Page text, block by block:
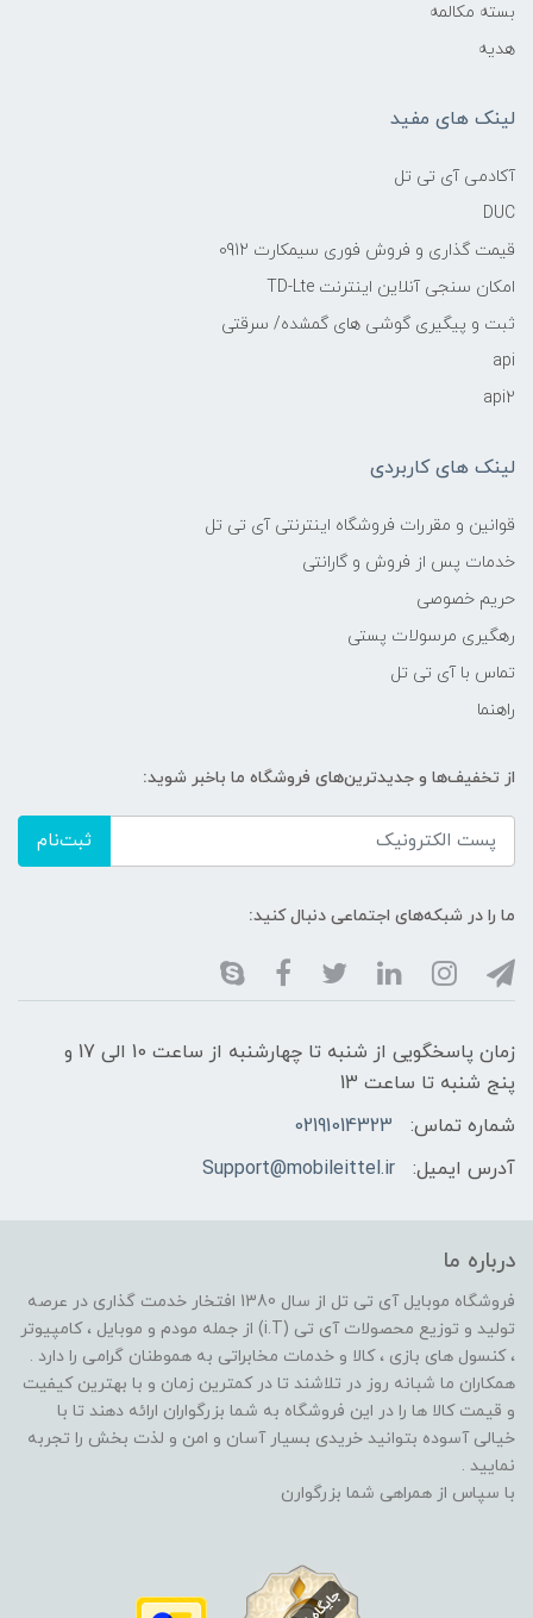
بسته مکالمه
هدیه
لینک های مفید
آکادمی آی تی تل
DUC
قیمت گذاری و فروش فوری سیمکارت 0912
امکان سنجی آنلاین اینترنت TD-Lte
ثبت و پیگیری گوشی های گمشده/ سرقتی
api
api2
لینک های کاربردی
قوانین و مقررات فروشگاه اینترنتی آی تی تل
خدمات پس از فروش و گارانتی
حریم خصوصی
رهگیری مرسولات پستی
تماس با آی تی تل
راهنما
از تخفیف‌ها و جدیدترین‌های فروشگاه ما باخبر شوید:
ثبت‌نام
ما را در شبکه‌های اجتماعی دنبال کنید:
زمان پاسخگویی از شنبه تا چهارشنبه از ساعت 10 الی 17 و
پنج شنبه تا ساعت 13
شماره تماس:
02191014323
آدرس ایمیل:
Support@mobileittel.ir
درباره ما
فروشگاه موبایل آی تی تل از سال 1380 افتخار خدمت گذاری در عرصه
تولید و توزیع محصولات آی تی (i.T) از جمله مودم و موبایل ، کامپیوتر
، کنسول های بازی ، کالا و خدمات مخابراتی به هموطنان گرامی را دارد .
همکاران ما شبانه روز در تلاشند تا در کمترین زمان و با بهترین کیفیت
و قیمت کالا ها را در این فروشگاه به شما بزرگواران ارائه دهند تا با
خیالی آسوده بتوانید خریدی بسیار آسان و امن و لذت بخش را تجربه
نمایید .
با سپاس از همراهی شما بزرگوارن